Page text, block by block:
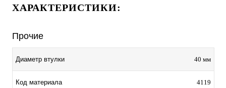
ХАРАКТЕРИСТИКИ:
Прочие
Диаметр втулки 40 мм
Код материала 4119